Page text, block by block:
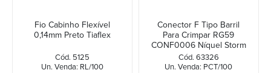
Fio Cabinho Flexível
0,14mm Preto Tiaflex
Cód. 5125
Un. Venda: RL/100
Conector F Tipo Barril
Para Crimpar RG59
CONF0006 Níquel Storm
Cód. 63326
Un. Venda: PCT/100